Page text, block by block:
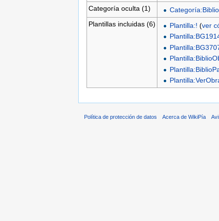
Categoría oculta (1)
Plantillas incluidas (6)
Plantilla:! (ver
Política de protección de datos Acerca de WikiPía